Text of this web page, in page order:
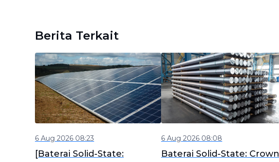
Berita Terkait
6 Aug 2026 08:23
[Baterai Solid-State:
6 Aug 2026 08:08
Baterai Solid-State: Crown